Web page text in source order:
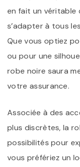
en fait un véritable
s’adapter à tous
Que vous optiez
ou pour une
robe noire saura
votre assurance.
Associée à des
plus discrètes, la
possibilités pour
vous préfériez un